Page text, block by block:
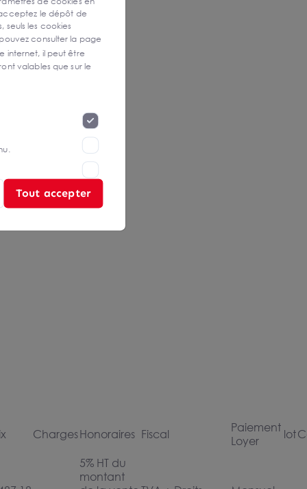
ChargesHonoraires Fiscal
Paiement
Loyer
lot
5% HT du
montant
le dépôt de
seuls les cookies
consulter la page
internet, il peut être
valables que sur le
Tout accepter